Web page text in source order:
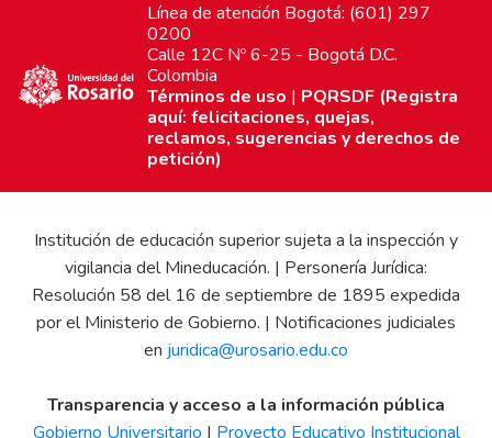
Línea de atención Bogotá: (601) 297
0200
Calle 12C Nº 6-25 - Bogotá D.C.
Colombia
Términos de uso | PQRSDF (Registra
aquí: felicitaciones, quejas,
reclamos, sugerencias y derechos de
petición)
Institución de educación superior sujeta a la inspección y
vigilancia del Mineducación. | Personería Jurídica:
Resolución 58 del 16 de septiembre de 1895 expedida
por el Ministerio de Gobierno. | Notificaciones judiciales
en juridica@urosario.edu.co
Transparencia y acceso a la información pública
Gobierno Universitario | Proyecto Educativo Institucional